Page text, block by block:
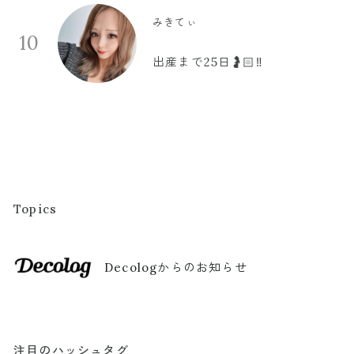
10
みきてぃ
出産まで25日🤰🏻‼️
Topics
Decologからのお知らせ
注目のハッシュタグ